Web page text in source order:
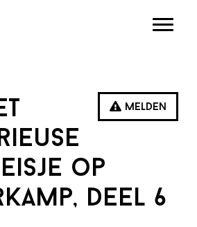
Melden
op
deel 6